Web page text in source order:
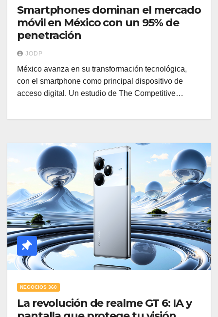
Smartphones dominan el mercado
móvil en México con un 95% de
penetración
JODP
México avanza en su transformación tecnológica,
con el smartphone como principal dispositivo de
acceso digital. Un estudio de The Competitive…
NEGOCIOS 360
La revolución de realme GT 6: IA y